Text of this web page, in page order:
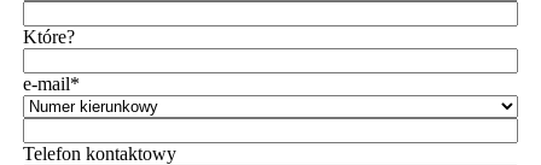
Które?
e-mail*
Telefon kontaktowy